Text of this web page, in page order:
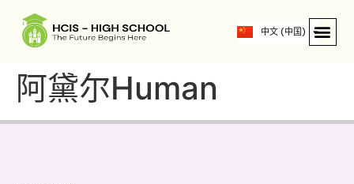
中文 (中国)
English
阿黛尔Human